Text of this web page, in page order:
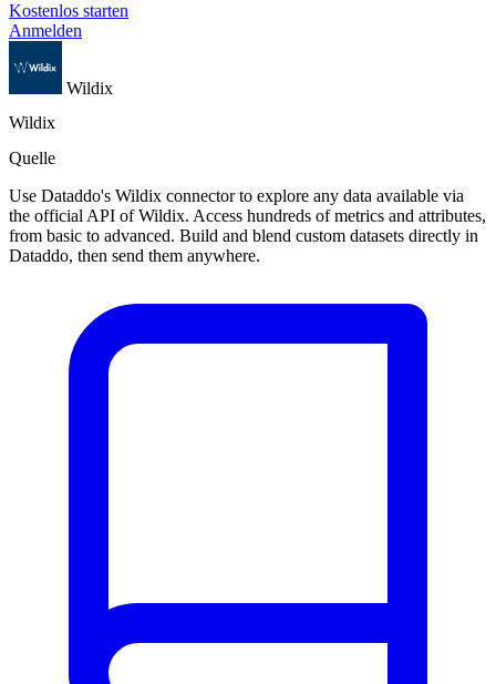
Kostenlos starten
Anmelden
Wildix
Wildix
Quelle
Use Dataddo's Wildix connector to explore any data available via
the official API of Wildix. Access hundreds of metrics and attributes,
from basic to advanced. Build and blend custom datasets directly in
Dataddo, then send them anywhere.